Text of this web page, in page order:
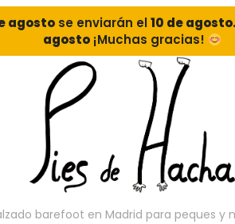
agosto se enviarán el10 de agosto
agosto¡Muchas gracias!
barefoot en Madrid para peques y